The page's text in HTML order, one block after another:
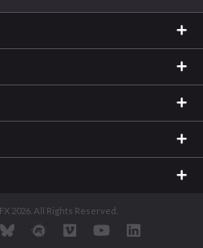
2026. All Rights Reserved.